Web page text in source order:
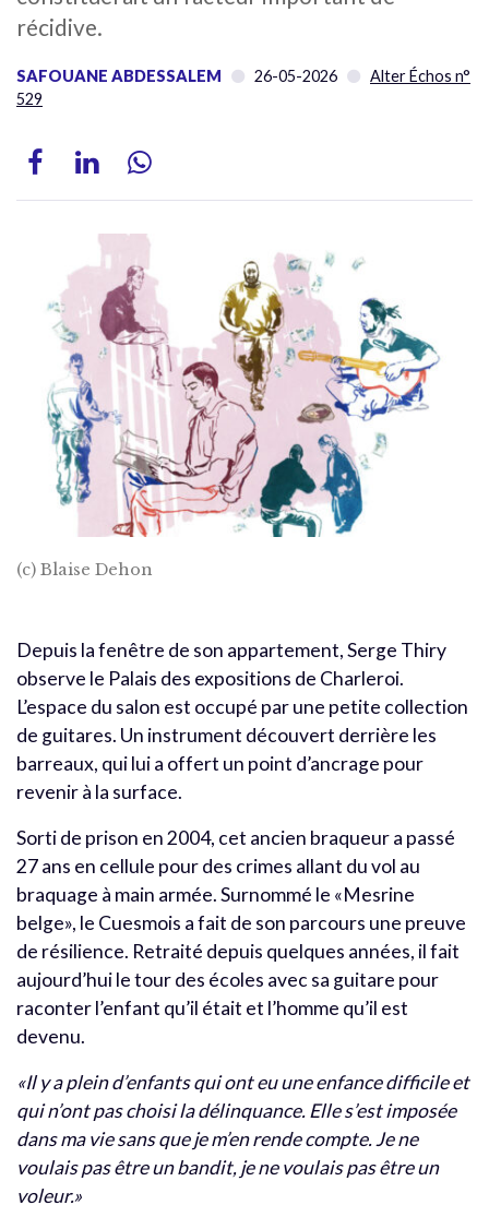
récidive.
SAFOUANE ABDESSALEM 26-05-2026
Alter Échos n°
529
(c) Blaise Dehon
Depuis la fenêtre de son appartement, Serge Thiry
observe le Palais des expositions de Charleroi.
L’espace du salon est occupé par une petite collection
de guitares. Un instrument découvert derrière les
barreaux, qui lui a offert un point d’ancrage pour
revenir à la surface.
Sorti de prison en 2004, cet ancien braqueur a passé
27 ans en cellule pour des crimes allant du vol au
braquage à main armée. Surnommé le «Mesrine
belge», le Cuesmois a fait de son parcours une preuve
de résilience. Retraité depuis quelques années, il fait
aujourd’hui le tour des écoles avec sa guitare pour
raconter l’enfant qu’il était et l’homme qu’il est
devenu.
«Il y a plein d’enfants qui ont eu une enfance difficile et
qui n’ont pas choisi la délinquance. Elle s’est imposée
dans ma vie sans que je m’en rende compte. Je ne
voulais pas être un bandit, je ne voulais pas être un
voleur.»